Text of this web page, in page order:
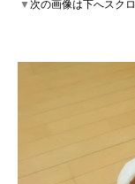
▼次の画像は下へスク